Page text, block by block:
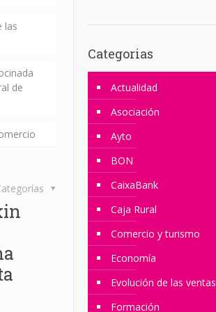
las
de
Categorias
Actualidad
Asociación
Ayto
BON
CaixaBank
Caja Rural
Comercio y turismo
Economía
Evolución de las ventas
Formación